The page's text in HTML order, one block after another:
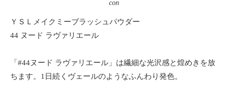
ＹＳＬメイクミーブラッシュパウダー
44 ヌード ラヴァリエール
「#44ヌード ラヴァリエール」は繊細な光沢感と煌めきを放
ちます。1日続くヴェールのようなふんわり発色。